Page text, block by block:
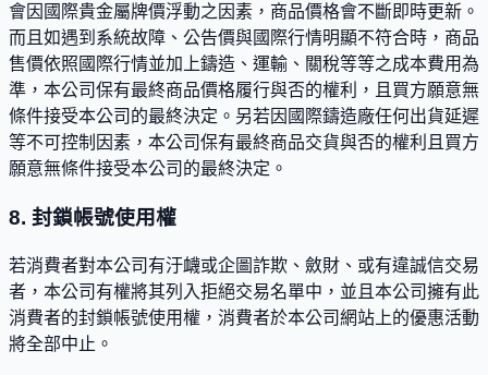
會因國際貴金屬牌價浮動之因素，商品價格會不斷即時更新。
而且如遇到系統故障、公告價與國際行情明顯不符合時，商品
售價依照國際行情並加上鑄造、運輸、關稅等等之成本費用為
準，本公司保有最終商品價格履行與否的權利，且買方願意無
條件接受本公司的最終決定。另若因國際鑄造廠任何出貨延遲
等不可控制因素，本公司保有最終商品交貨與否的權利且買方
願意無條件接受本公司的最終決定。
8. 封鎖帳號使用權
若消費者對本公司有汙衊或企圖詐欺、斂財、或有違誠信交易
者，本公司有權將其列入拒絕交易名單中，並且本公司擁有此
消費者的封鎖帳號使用權，消費者於本公司網站上的優惠活動
將全部中止。